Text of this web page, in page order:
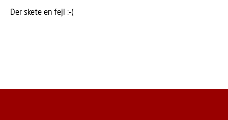
Der skete en fejl :-(